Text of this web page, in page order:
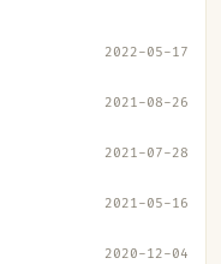
2022-05-17
2021-08-26
2021-07-28
2021-05-16
2020-12-04